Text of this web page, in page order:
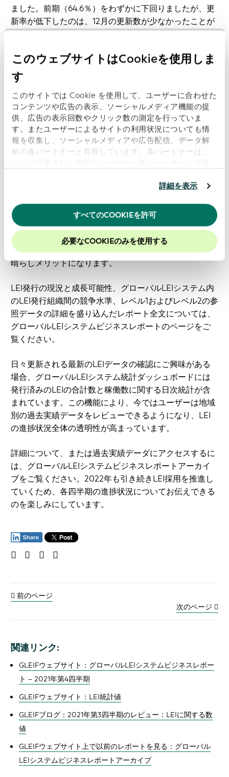
このウェブサイトはCookieを使用しま
す
このサイトでは Cookie を使用して、ユーザーに合わせた
コンテンツや広告の表示、ソーシャルメディア機能の提
供、広告の表示回数やクリック数の測定を行っていま
す。またユーザーによるサイトの利用状況についても情
報を収集し、ソーシャルメディアや広告配信、データ解
析の各パートナーと共有しています。各パートナーは、
用したときに収集した他の情報を組み合わせて使用する
ッキーに同意したことになります。
当社のウェブサイトでのエクスペリエンスを向上させる
ために、Cookieを有効にしておくことをお勧めします。
詳細を表示
すべてのCOOKIEを許可
必要なCOOKIEのみを使用する
ました。前期（64.6％）をわずかに下回りましたが、更
新率が低下したのは、12月の更新数が少なかったことが
要因であり、この時期の一般的な傾向です。
当期に最も高い更新率（91.8％）を示したのは日本で、
2021年を通して更新率の上位2つの管轄区域に一貫して
ランクインしていました。当期の上位5つの管轄区域の
その他は中国（89.3％）、フィンランド（87.6％）、リ
ヒテンシュタイン（83.1％）、ドイツ（82.6％）でし
た。
年一回ベースのLEIの更新を積極的に進めることで、グ
な地域において、当期のLEIの発行件数と更新率が再び
熟して価値が高まっているさらなる証拠です。こうした
状況は、情報に基づき確信をもってビジネス上の意思決
定を行うために、データの正確性に依拠しているエコシ
ステム全体とLEIデータの全ユーザーにとって非常に素
晴らしメリットになります。
LEI発行の現況と成長可能性、グローバルLEIシステム内
のLEI発行組織間の競争水準、レベル1およびレベル2の参
照データの詳細を盛り込んだレポート全文については、
グローバルLEIシステムビジネスレポートのページをご
覧ください。
日々更新される最新のLEIデータの確認にご興味がある
場合、グローバルLEIシステム統計ダッシュボードには
発行済みのLEIの合計数と稼働数に関する日次統計が含
まれています。この機能により、今ではユーザーは地域
別の過去実績データをレビューできるようになり、LEI
の進捗状況全体の透明性が高まっています。
詳細について、または過去実績デーダにアクセスするに
は、グローバルLEIシステムビジネスレポートアーカイ
ブをご覧ください。2022年も引き続きLEI採用を推進し
ていくため、各四半期の進捗状況についてお伝えできる
のを楽しみにしています。
前のページ
次のページ
関連リンク:
GLEIFウェブサイト：グローバルLEIシステムビジネスレポー
ト – 2021年第4四半期
GLEIFウェブサイト：LEI統計値
GLEIFブログ：2021年第3四半期のレビュー：LEIに関する数
値
GLEIFウェブサイト上で以前のレポートを見る：グローバル
LEIシステムビジネスレポートアーカイブ